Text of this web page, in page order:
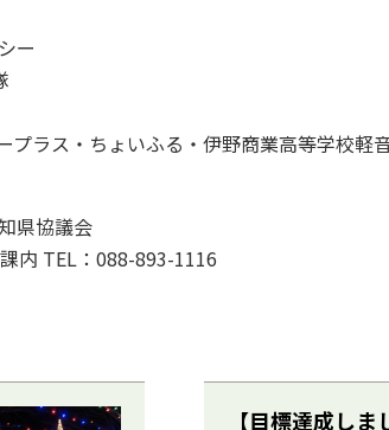
ー
プラス・ちょいふる・伊野商業高等学校軽
県協議会
内 TEL：088-893-1116
【目標達成しま